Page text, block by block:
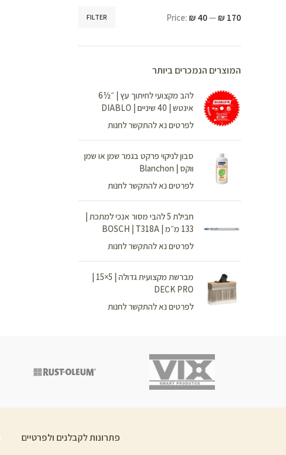
FILTER Price: ₪ 40— ₪ 170
המוצרים הנמכרים ביותר
להב מקצועי לחיתוך עץ | ״½6
אינטש | 40 שיניים | DIABLO
לפרטים נא להתקשר לחנות
סבון לניקוי פרקט בגמר שמן או שמן
ווקס | Blanchon
לפרטים נא להתקשר לחנות
חבילת 5 להבי מסור אנכי למתכת |
133 מ״מ | BOSCH | T318A
לפרטים נא להתקשר לחנות
מברשת מקצועית גדולה | 5×15 |
DECK PRO
לפרטים נא להתקשר לחנות
פתרונות לקבלנים ולפרטיים